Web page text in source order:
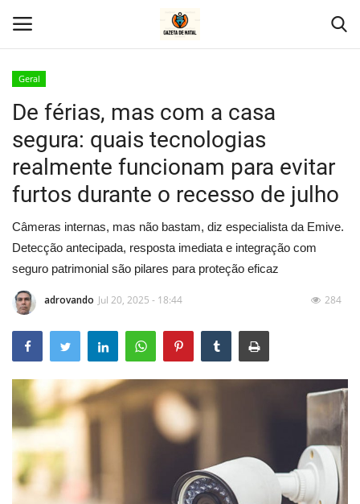
Home
Geral
Politica
Saúde
Entretenimento
Economia
Esportes
Expediente - Equipe de Jornalismo
Galeria
Geral
Geral
De férias, mas com a casa
segura: quais tecnologias
realmente funcionam para evitar
furtos durante o recesso de julho
Câmeras internas, mas não bastam, diz especialista da Emive.
Detecção antecipada, resposta imediata e integração com
seguro patrimonial são pilares para proteção eficaz
adrovando Jul 20, 2025 - 18:44 284